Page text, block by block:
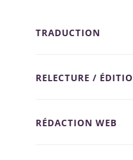
TRADUCTION
RELECTURE /
RÉDACTION WEB